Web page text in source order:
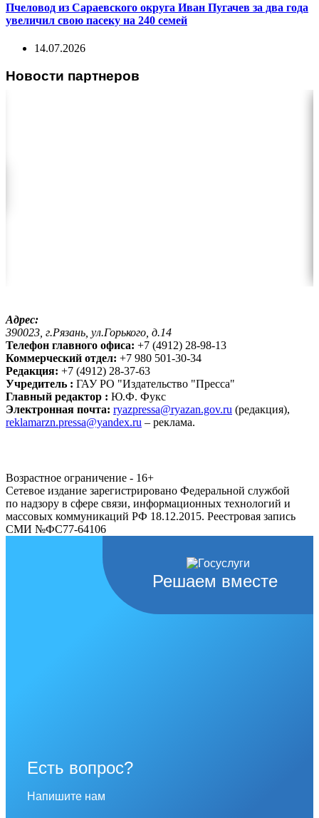
Пчеловод из Сараевского округа Иван Пугачев за два года
увеличил свою пасеку на 240 семей
14.07.2026
Новости партнеров
Адрес:
390023, г.Рязань, ул.Горького, д.14
Телефон главного офиса: +7 (4912) 28-98-13
Коммерческий отдел: +7 980 501-30-34
Редакция: +7 (4912) 28-37-63
Учредитель : ГАУ РО "Издательство "Пресса"
Главный редактор : Ю.Ф. Фукс
Электронная почта: ryazpressa@ryazan.gov.ru (редакция),
reklamarzn.pressa@yandex.ru – реклама.
Возрастное ограничение - 16+
Сетевое издание зарегистрировано Федеральной службой
по надзору в сфере связи, информационных технологий и
массовых коммуникаций РФ 18.12.2015. Реестровая запись
СМИ №ФС77-64106
Решаем вместе
Есть вопрос?
Напишите нам